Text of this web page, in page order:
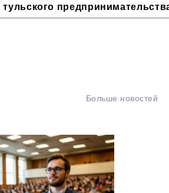
тульского
Больше новостей